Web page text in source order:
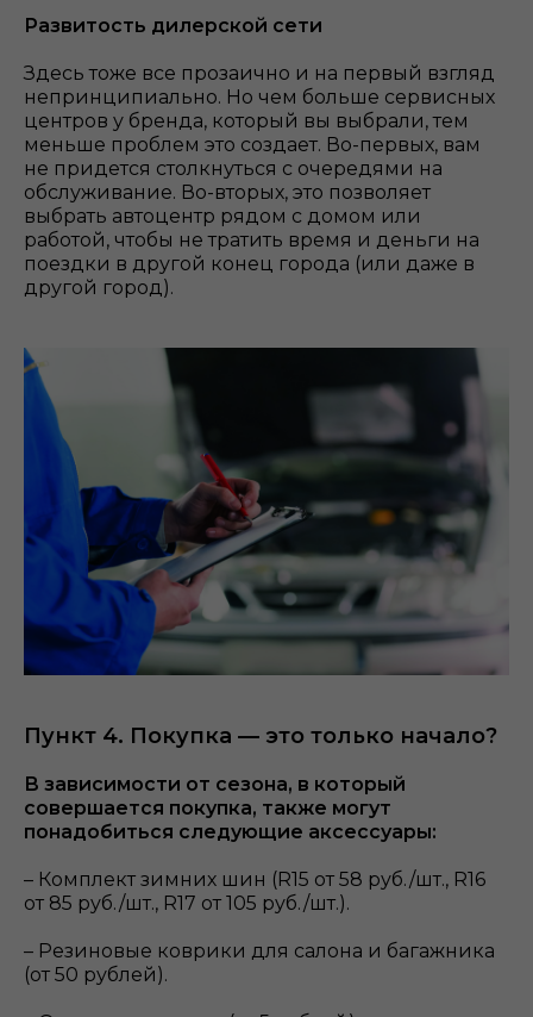
Развитость дилерской сети
Здесь тоже все прозаично и на первый взгляд
непринципиально. Но чем больше сервисных
центров у бренда, который вы выбрали, тем
меньше проблем это создает. Во-первых, вам
не придется столкнуться с очередями на
обслуживание. Во-вторых, это позволяет
выбрать автоцентр рядом с домом или
работой, чтобы не тратить время и деньги на
поездки в другой конец города (или даже в
другой город).
Пункт 4. Покупка — это только начало?
В зависимости от сезона, в который
совершается покупка, также могут
понадобиться следующие аксессуары:
– Комплект зимних шин (R15 от 58 руб./шт., R16
от 85 руб./шт., R17 от 105 руб./шт.).
– Резиновые коврики для салона и багажника
(от 50 рублей).